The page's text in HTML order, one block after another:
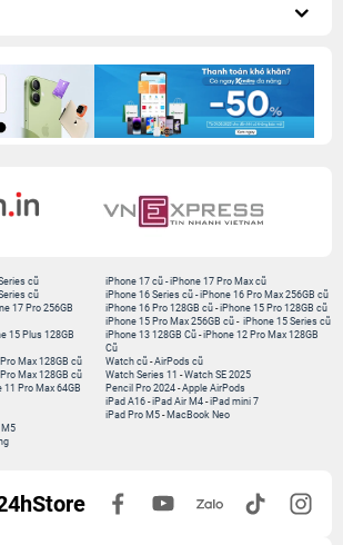
cũ
cũ
17 Pro 256GB
iPhone 17 cũ -iPhone 17 Pro Max cũ
iPhone 16 Series cũ - iPhone 16 Pro Max 256GB cũ
iPhone 16 Pro 128GB cũ -iPhone 15 Pro 128GB cũ
iPhone 15 Pro Max 256GB cũ - iPhone 15 Series cũ
15 Plus 128GB
Max 128GB cũ
Max 128GB cũ
11 Pro Max 64GB
iPhone 13 128GB Cũ -iPhone 12 Pro Max 128GB
Cũ
Watch cũ -AirPods cũ
Watch Series 11 -Watch SE 2025
Pencil Pro 2024 -Apple AirPods
iPad A16 -iPad Air M4 -iPad mini 7
iPad Pro M5 - MacBook Neo
M5